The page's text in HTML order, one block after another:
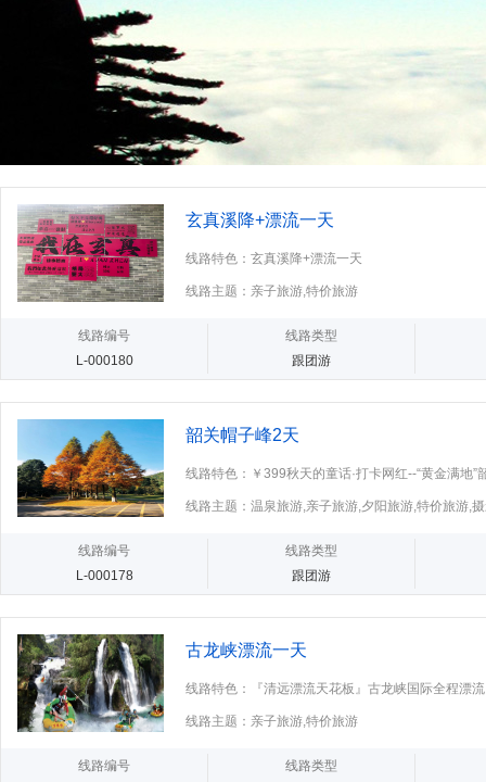
玄真溪降+漂流一天
线路特色：玄真溪降+漂流一天
线路主题：亲子旅游,特价旅游
线路编号
L-000180
线路类型
跟团游
韶关帽子峰2天
线路特色：￥399秋天的童话·打卡网红--“黄金满地”
线路主题：温泉旅游,亲子旅游,夕阳旅游,特价旅游,
线路编号
L-000178
线路类型
跟团游
古龙峡漂流一天
线路特色：『清远漂流天花板』古龙峡国际全程漂
线路主题：亲子旅游,特价旅游
线路编号
线路类型